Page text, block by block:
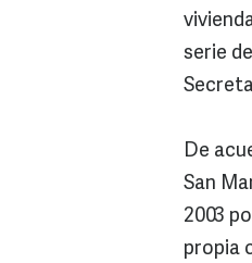
serie
De
San
2003
propia